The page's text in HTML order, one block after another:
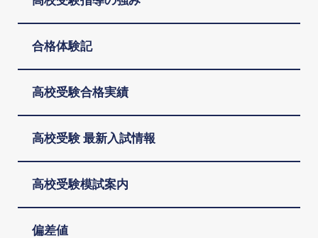
合格体験記
高校受験合格実績
高校受験 最新入試情報
高校受験模試案内
偏差値